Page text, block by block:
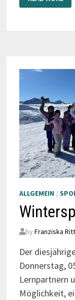
IM
ALLGEMEIN /
by Franziska
Der
Donnerstag,
Lernpartnern
Möglichkeit,